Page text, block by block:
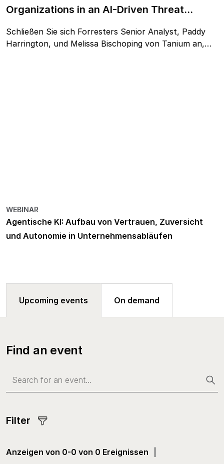
Organizations in an AI-Driven Threat
Landscape
Schließen Sie sich Forresters Senior Analyst, Paddy
Harrington, und Melissa Bischoping von Tanium an,
WEBINAR
Agentische KI: Aufbau von Vertrauen, Zuversicht
und Autonomie in Unternehmensabläufen
Upcoming events On demand
Find an event
Filter
Anzeigen von 0-0 von 0 Ereignissen